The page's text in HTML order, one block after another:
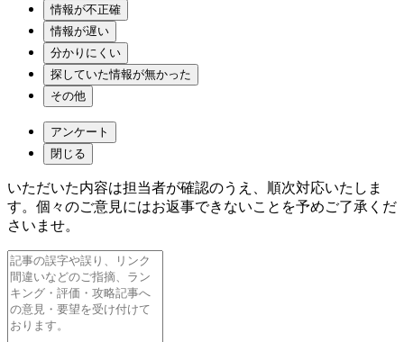
情報が不正確
情報が遅い
分かりにくい
探していた情報が無かった
その他
アンケート
閉じる
いただいた内容は担当者が確認のうえ、順次対応いたしま
す。個々のご意見にはお返事できないことを予めご了承くだ
さいませ。